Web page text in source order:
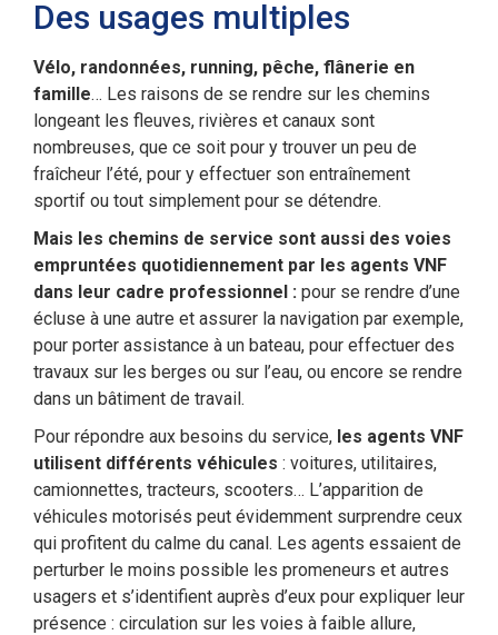
Des usages multiples
Vélo, randonnées, running, pêche, flânerie en
famille… Les raisons de se rendre sur les chemins
longeant les fleuves, rivières et canaux sont
nombreuses, que ce soit pour y trouver un peu de
fraîcheur l’été, pour y effectuer son entraînement
sportif ou tout simplement pour se détendre.
Mais les chemins de service sont aussi des voies
empruntées quotidiennement par les agents VNF
dans leur cadre professionnel : pour se rendre d’une
écluse à une autre et assurer la navigation par exemple,
pour porter assistance à un bateau, pour effectuer des
travaux sur les berges ou sur l’eau, ou encore se rendre
dans un bâtiment de travail.
Pour répondre aux besoins du service, les agents VNF
utilisent différents véhicules : voitures, utilitaires,
camionnettes, tracteurs, scooters… L’apparition de
véhicules motorisés peut évidemment surprendre ceux
qui profitent du calme du canal. Les agents essaient de
perturber le moins possible les promeneurs et autres
usagers et s’identifient auprès d’eux pour expliquer leur
présence : circulation sur les voies à faible allure,